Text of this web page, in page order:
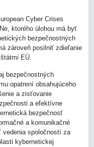
Cyber Crises
ktorého úlohou má byť
bezpečnostných
zároveň posilniť zdieľanie
EÚ.
bezpečnostných
opatrení obsahujúceho
a zisťovanie
a efektívne
bezpečnosť
a komunikačné
vedenia spoločností za
kybernetickej